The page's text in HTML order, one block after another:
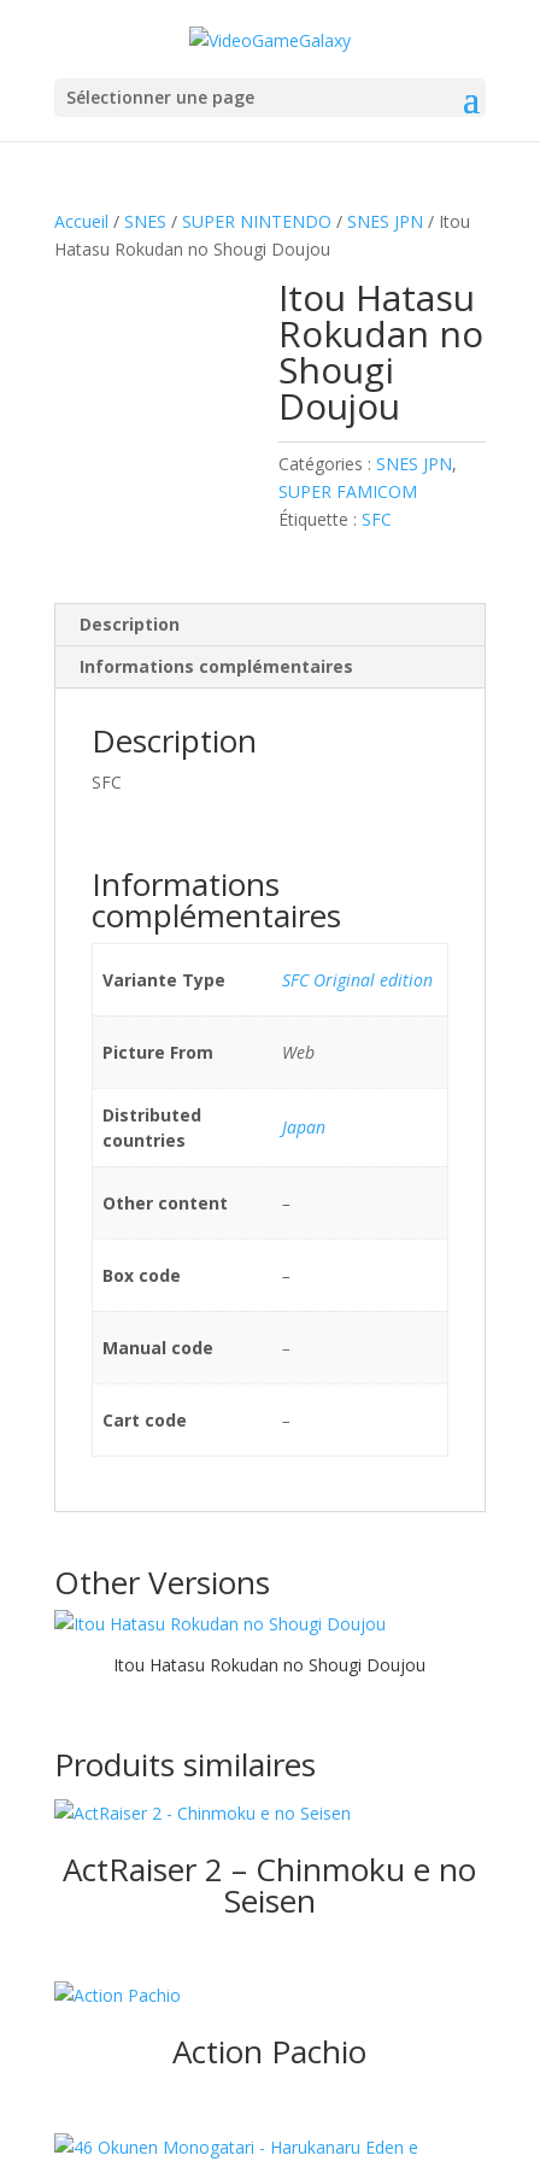
Sélectionner une page
Accueil / SNES / SUPER NINTENDO / SNES JPN / Itou
Hatasu Rokudan no Shougi Doujou
Itou Hatasu
Rokudan no
Shougi
Doujou
Catégories :SNES JPN,
SUPER FAMICOM
Étiquette :SFC
Description
Informations complémentaires
Description
SFC
Informations
complémentaires
Variante Type SFC Original edition
Picture From Web
Distributed
countries
Japan
Other content –
Box code –
Manual code –
Cart code –
Other Versions
Itou Hatasu Rokudan no Shougi Doujou
Produits similaires
ActRaiser 2 – Chinmoku e no
Seisen
Action Pachio